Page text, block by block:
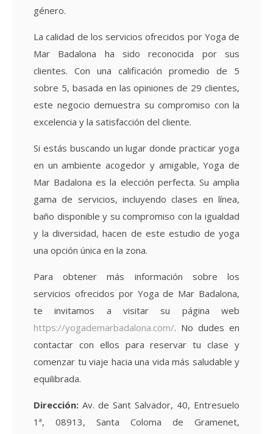
género.
La calidad de los servicios ofrecidos por Yoga de
Mar Badalona ha sido reconocida por sus
clientes. Con una calificación promedio de 5
sobre 5, basada en las opiniones de 29 clientes,
este negocio demuestra su compromiso con la
excelencia y la satisfacción del cliente.
Si estás buscando un lugar donde practicar yoga
en un ambiente acogedor y amigable, Yoga de
Mar Badalona es la elección perfecta. Su amplia
gama de servicios, incluyendo clases en línea,
baño disponible y su compromiso con la igualdad
y la diversidad, hacen de este estudio de yoga
una opción única en la zona.
Para obtener más información sobre los
servicios ofrecidos por Yoga de Mar Badalona,
te invitamos a visitar su página web
https://yogademarbadalona.com/. No dudes en
contactar con ellos para reservar tu clase y
comenzar tu viaje hacia una vida más saludable y
equilibrada.
Dirección: Av. de Sant Salvador, 40, Entresuelo
1ª, 08913, Santa Coloma de Gramenet,